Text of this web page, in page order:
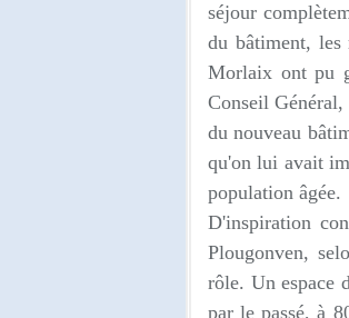
séjour
du bâtiment, les
Morlaix ont pu
Conseil
du nouveau
qu'on lui avait
population âgée.
D'inspiration
Plougonven,
rôle. Un espace
par le passé, à